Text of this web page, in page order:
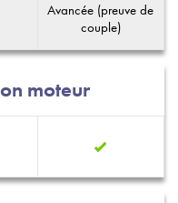
Avancée (preuve de
couple)
moteur